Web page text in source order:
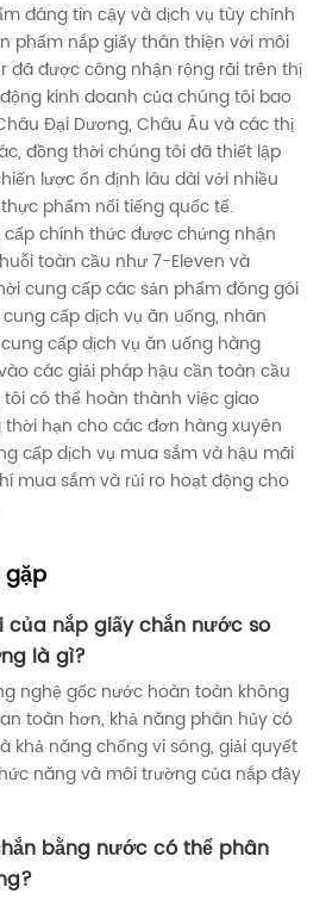
đáng tin cậy và dịch vụ tùy chỉnh
phẩm nắp giấy thân thiện với môi
đã được công nhận rộng rãi trên thị
kinh doanh của chúng tôi bao
Đại Dương, Châu Âu và các thị
đồng thời chúng tôi đã thiết lập
lược ổn định lâu dài với nhiều
phẩm nổi tiếng quốc tế.
chính thức được chứng nhận
toàn cầu như 7-Eleven và
cung cấp các sản phẩm đóng gói
cấp dịch vụ ăn uống, nhãn
cấp dịch vụ ăn uống hàng
các giải pháp hậu cần toàn cầu
có thể hoàn thành việc giao
hạn cho các đơn hàng xuyên
cấp dịch vụ mua sắm và hậu mãi
mua sắm và rủi ro hoạt động cho
của nắp giấy chắn nước so
là gì?
nghệ gốc nước hoàn toàn không
toàn hơn, khả năng phân hủy có
khả năng chống vi sóng, giải quyết
năng và môi trường của nắp đậy
bằng nước có thể phân